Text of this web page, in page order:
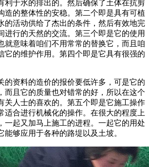
利于水的排出的。然后确保了土体在抗剪
造的整体性的安稳。第二个即是具有可植
的活动供给了杰出的条件，然后有效地完
进行的天然的交流。第三个即是它的使用
就意味着咱们不用常常的替换它，而且咱
它的维护作用。第四个即是它具有很强的
的资料的造价的报价要低许多，可是它的
而且它的质量也对错常的好，所以在这个
关人士的喜欢的。第五个即是它施工操作
适合进行机械化的操作。在很大的程度上
一起又加马上施工的进程。一起它的用处
能够应用于各种的路堤以及土坡。